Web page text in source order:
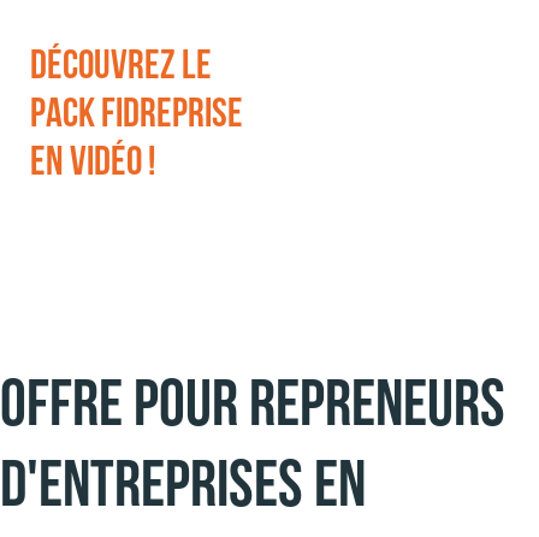
Découvrez le
pack Fidreprise
en vidéo !
Offre pour repreneurs
d'entreprises en